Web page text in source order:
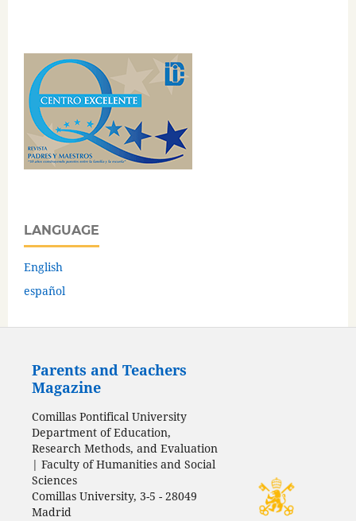
LANGUAGE
English
español
Parents and Teachers
Magazine
Comillas Pontifical University
Department of Education,
Research Methods, and Evaluation
| Faculty of Humanities and Social
Sciences
Comillas University, 3-5 - 28049
Madrid